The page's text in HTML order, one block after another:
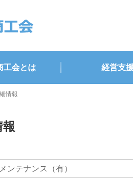
工会とは 経営支
情報
ンテナンス（有）